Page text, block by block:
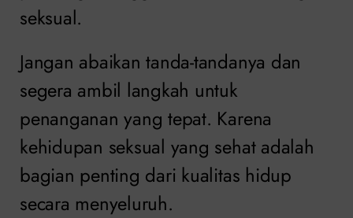
seksual.
Jangan abaikan tanda-tandanya dan
segera ambil langkah untuk
penanganan yang tepat. Karena
kehidupan seksual yang sehat adalah
bagian penting dari kualitas hidup
secara menyeluruh.